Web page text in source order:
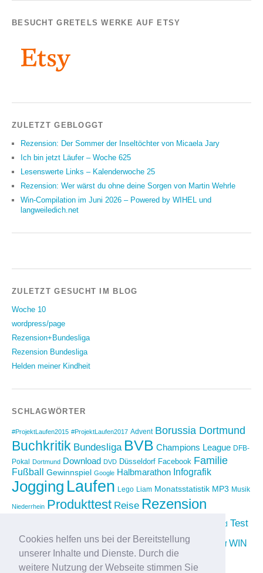
Cookies helfen uns bei der Bereitstellung
unserer Inhalte und Dienste. Durch die
weitere Nutzung der Webseite stimmen Sie
BESUCHT GRETELS WERKE AUF ETSY
ZULETZT GEBLOGGT
Rezension: Der Sommer der Inseltöchter von Micaela Jary
Ich bin jetzt Läufer – Woche 625
Lesenswerte Links – Kalenderwoche 25
Rezension: Wer wärst du ohne deine Sorgen von Martin Wehrle
Win-Compilation im Juni 2026 – Powered by WIHEL und
langweiledich.net
ZULETZT GESUCHT IM BLOG
Woche 10
wordpress/page
Rezension+Bundesliga
Rezension Bundesliga
Helden meiner Kindheit
SCHLAGWÖRTER
#ProjektLaufen2015 #ProjektLaufen2017 Advent Borussia Dortmund
Buchkritik Bundesliga BVB Champions League DFB-
Pokal Dortmund Download DVD Düsseldorf Facebook Familie
Fußball Gewinnspiel Google Halbmarathon Infografik
Jogging Laufen Lego Liam Monatsstatistik MP3 Musik
Niederrhein Produkttest Reise Rezension
sponsored Test
Twitter Urlaub Video vimeo Weihnachten Wettkampf WIN
Compilation
YouTube